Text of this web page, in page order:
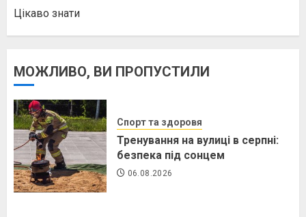
Цікаво знати
МОЖЛИВО, ВИ ПРОПУСТИЛИ
Спорт та здоровя
Тренування на вулиці в серпні:
безпека під сонцем
06.08.2026